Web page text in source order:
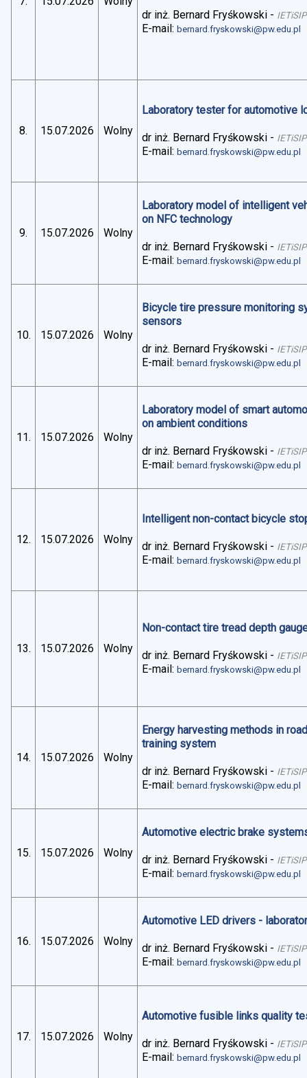
dr inż. Bernard Fryśkowski - IETiSIP
E-mail:bernard.fryskowski@pw.edu.pl
8. 15.07.2026 Wolny
Laboratory tester for automotive
dr inż. Bernard Fryśkowski - IETiSIP
E-mail:bernard.fryskowski@pw.edu.pl
9. 15.07.2026 Wolny
Laboratory model of intelligent
on NFC technology
dr inż. Bernard Fryśkowski - IETiSIP
E-mail:bernard.fryskowski@pw.edu.pl
10. 15.07.2026 Wolny
Bicycle tire pressure monitoring
sensors
dr inż. Bernard Fryśkowski - IETiSIP
E-mail:bernard.fryskowski@pw.edu.pl
11. 15.07.2026 Wolny
Laboratory model of smart
on ambient conditions
dr inż. Bernard Fryśkowski - IETiSIP
E-mail:bernard.fryskowski@pw.edu.pl
12. 15.07.2026 Wolny
Intelligent non-contact bicycle
dr inż. Bernard Fryśkowski - IETiSIP
E-mail:bernard.fryskowski@pw.edu.pl
13. 15.07.2026 Wolny
Non-contact tire tread depth
dr inż. Bernard Fryśkowski - IETiSIP
E-mail:bernard.fryskowski@pw.edu.pl
14. 15.07.2026 Wolny
Energy harvesting methods in
training system
dr inż. Bernard Fryśkowski - IETiSIP
E-mail:bernard.fryskowski@pw.edu.pl
15. 15.07.2026 Wolny
Automotive electric brake
dr inż. Bernard Fryśkowski - IETiSIP
E-mail:bernard.fryskowski@pw.edu.pl
16. 15.07.2026 Wolny
Automotive LED drivers -
dr inż. Bernard Fryśkowski - IETiSIP
E-mail:bernard.fryskowski@pw.edu.pl
17. 15.07.2026 Wolny
Automotive fusible links quality
dr inż. Bernard Fryśkowski - IETiSIP
E-mail:bernard.fryskowski@pw.edu.pl